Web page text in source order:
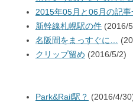
2015年05月と06月の記
新幹線札幌駅の件 (2016/
名阪間をまっすぐに…
クリップ留め (2016/5/2)
Park&Rail駅？ (2016/4/